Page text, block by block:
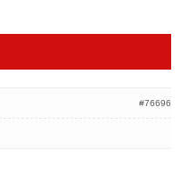
#76696